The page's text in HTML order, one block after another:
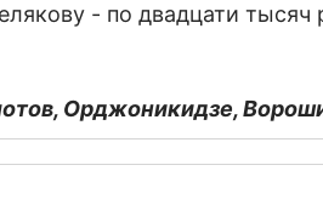
- по двадцати тысяч
Орджоникидзе,